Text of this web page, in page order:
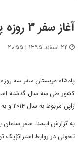
آغاز سفر ۳ روزه‌ پادشاه عربستان به ژاپن
پادشاه عربستان سفر سه
کشور طی سه سال گذشته
ژاپن مربوط به سال ۲۰۱۴ و به عنوان ولیعهد است.
به گزارش ایسنا، سفر سلمان
تحولی در روابط استراتژیک